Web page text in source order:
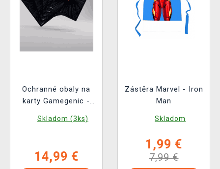
Ochranné obaly na
karty Gamegenic -
- Premium Double
Skladom (3ks)
14,99 €
Zástěra Marvel - Iron
Man
Skladom
1,99 €
7,99 €